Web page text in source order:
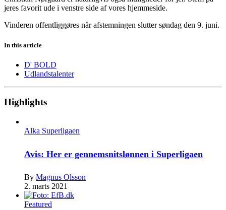
jeres favorit ude i venstre side af vores hjemmeside.
Vinderen offentliggøres når afstemningen slutter søndag den 9. juni.
In this article
D' BOLD
Udlandstalenter
Highlights
Alka Superligaen
Avis: Her er gennemsnitslønnen i Superligaen
By Magnus Olsson
2. marts 2021
Featured